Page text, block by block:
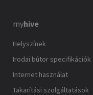
myhive
Helyszínek
Irodai bútor specifikációk
Internet használat
Takarítási szolgáltatások